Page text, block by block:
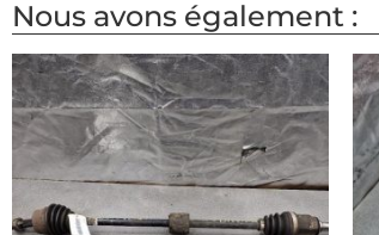
Nous avons également :